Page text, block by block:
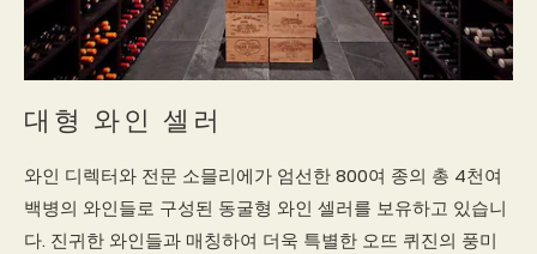
대형 와인 셀러
와인 디렉터와 전문 소믈리에가 엄선한 800여 종의 총 4천여
백병의 와인들로 구성된 동굴형 와인 셀러를 보유하고 있습니
다. 진귀한 와인들과 매칭하여 더욱 특별한 오뜨 퀴진의 풍미